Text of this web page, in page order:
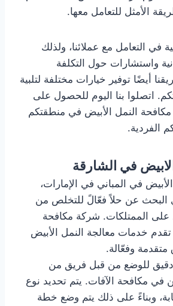
الأمثل للتعامل معها.
في التعامل مع عملائنا، ولذلك
واستشارات حول التكلفة
أيضًا توفير خيارات مختلفة لتلبية
اتصلوا بنا اليوم للحصول على
مكافحة النمل الأبيض في منطقتكم
الفردية.
في الشارقة
في المباني في الإمارات،
عن حلاً فعّالً للتخلص من
على الممتلكات. شركة مكافحة
خدمات معالجة النمل الأبيض
وفعّالة.
للوضع من قبل فريق من
في مكافحة الآفات. يتم تحديد نوع
وبناءً على ذلك يتم وضع خطة